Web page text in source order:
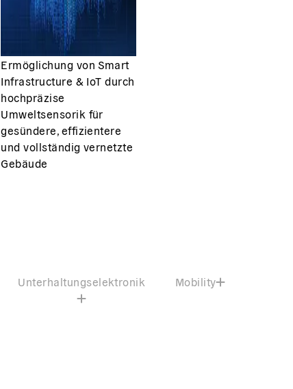
Ermöglichung von Smart
Infrastructure & IoT durch
hochpräzise
Umweltsensorik für
gesündere, effizientere
und vollständig vernetzte
Gebäude
Unterhaltungselektronik Mobility